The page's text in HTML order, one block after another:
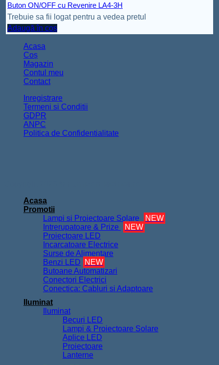
Buton ON/OFF cu Revenire LA4-3H
Trebuie sa fii logat pentru a vedea pretul
Adaugă în coș
Acasa
Coș
Magazin
Contul meu
Contact
Inregistrare
Termeni si Conditii
GDPR
ANPC
Politica de Confidentialitate
Acasa
Promotii
Lampi si Proiectoare Solare
NEW
Intrerupatoare & Prize
NEW
Proiectoare LED
Incarcatoare Electrice
Surse de Alimentare
Benzi LED
NEW
Butoane Automatizari
Conectori Electrici
Conectica: Cabluri si Adaptoare
Iluminat
Iluminat
Becuri LED
Lampi & Proiectoare Solare
Aplice LED
Proiectoare
Lanterne